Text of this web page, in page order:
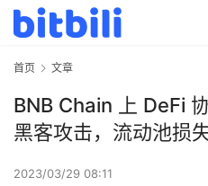
首页 文章
BNB Chain 上 DeFi
黑客攻击，流动池损
2023/03/29 08:11